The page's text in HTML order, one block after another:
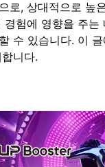
로, 상대적으로 높
경험에 영향을 주는
수 있습니다. 이
니다.